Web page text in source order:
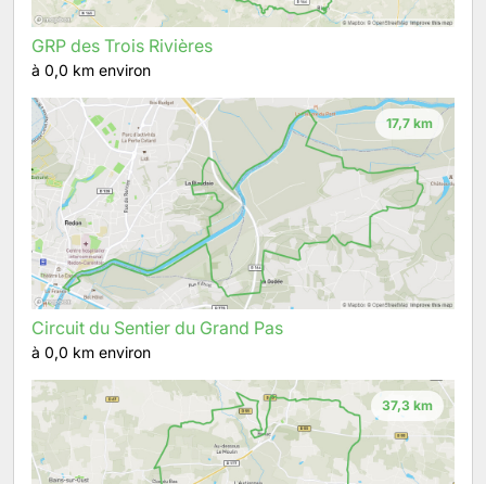
GRP des Trois Rivières
à 0,0 km environ
17,7 km
Circuit du Sentier du Grand Pas
à 0,0 km environ
37,3 km